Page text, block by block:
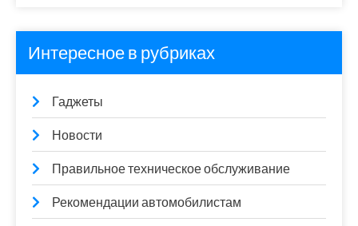
Интересное в рубриках
Гаджеты
Новости
Правильное техническое обслуживание
Рекомендации автомобилистам